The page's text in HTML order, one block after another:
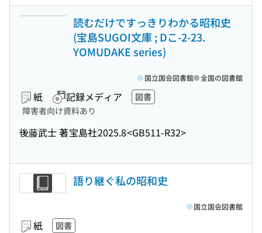
読むだけですっきりわかる昭和史
(宝島SUGOI文庫 ; Dこ-2-23.
YOMUDAKE series)
紙 記録メディア
図書
障害者向け資料あり
後藤武士 著宝島社2025.8<GB511-R32>
国立国会図書館 全国の図書館
語り継ぐ私の昭和史
紙 図書
国立国会図書館